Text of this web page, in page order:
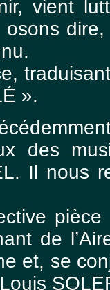
vient
osons
».
des
Il nous
de
et, se